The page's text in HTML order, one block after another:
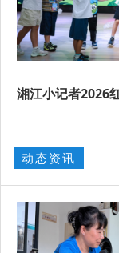
湘江小记者2026
动态资讯